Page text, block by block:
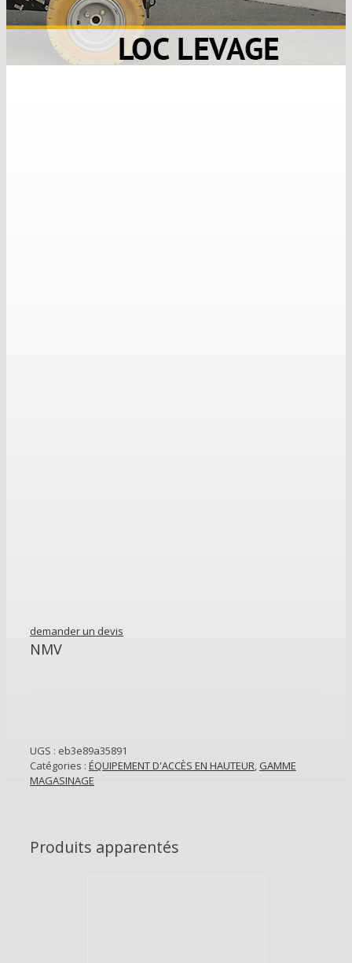
demander un devis
NMV
UGS : eb3e89a35891
Catégories : ÉQUIPEMENT D'ACCÈS EN HAUTEUR, GAMME
MAGASINAGE
Produits apparentés